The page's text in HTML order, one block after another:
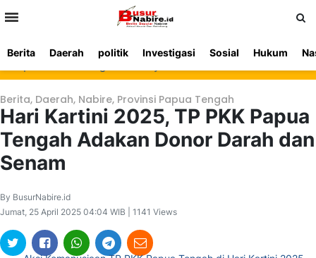
Layanan
Kami
Berita Daerah politik Investigasi Sosial Hukum
Berita, Daerah, Nabire, Provinsi Papua Tengah
Hari Kartini 2025, TP PKK Papua
Tengah Adakan Donor Darah dan
Senam
By BusurNabire.id
Jumat, 25 April 2025 04:04 WIB | 1141 Views